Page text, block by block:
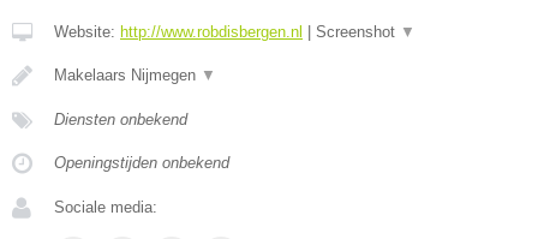
Website: http://www.robdisbergen.nl | Screenshot ▼
Makelaars Nijmegen ▼
Diensten onbekend
Openingstijden onbekend
Sociale media: